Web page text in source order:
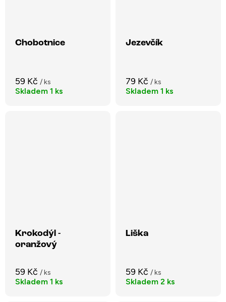
Chobotnice
59 Kč / ks
Skladem 1 ks
Jezevčík
79 Kč / ks
Skladem 1 ks
Krokodýl -
oranžový
59 Kč / ks
Skladem 1 ks
Liška
59 Kč / ks
Skladem 2 ks